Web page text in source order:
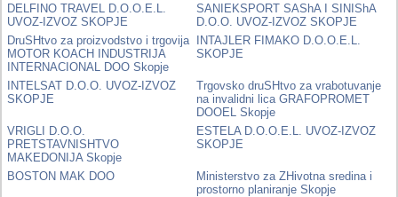
DELFINO TRAVEL D.O.O.E.L.
UVOZ-IZVOZ SKOPJE
SANIEKSPORT SAShA I SINIShA
D.O.O. UVOZ-IZVOZ SKOPJE
DruSHtvo za proizvodstvo i trgovija
MOTOR KOACH INDUSTRIJA
INTERNACIONAL DOO Skopje
INTAJLER FIMAKO D.O.O.E.L.
SKOPJE
INTELSAT D.O.O. UVOZ-IZVOZ
SKOPJE
Trgovsko druSHtvo za vrabotuvanje
na invalidni lica GRAFOPROMET
DOOEL Skopje
VRIGLI D.O.O.
PRETSTAVNISHTVO
MAKEDONIJA Skopje
ESTELA D.O.O.E.L. UVOZ-IZVOZ
SKOPJE
BOSTON MAK DOO
Ministerstvo za ZHivotna sredina i
prostorno planiranje Skopje